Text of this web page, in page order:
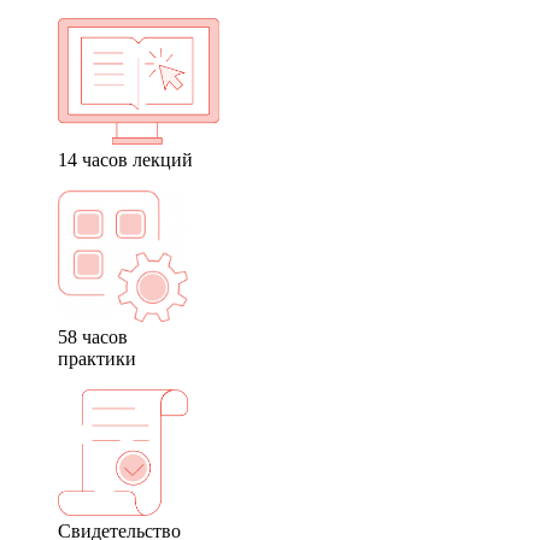
14 часов лекций
58 часов
практики
Свидетельство